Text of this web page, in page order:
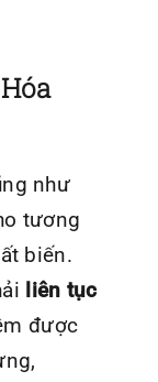
như
tương
biến.
liên tục
được